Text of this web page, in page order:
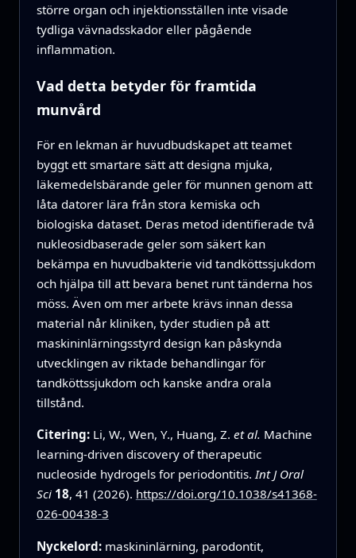
större organ och injektionsställen inte visade
tydliga vävnadsskador eller pågående
inflammation.
Vad detta betyder för framtida
munvård
För en lekman är huvudbudskapet att teamet
byggt ett smartare sätt att designa mjuka,
läkemedelsbärande geler för munnen genom att
låta datorer lära från stora kemiska och
biologiska dataset. Deras metod identifierade två
nukleosidbaserade geler som säkert kan
bekämpa en huvudbakterie vid tandköttssjukdom
och hjälpa till att bevara benet runt tänderna hos
möss. Även om mer arbete krävs innan dessa
material når kliniken, tyder studien på att
maskininlärningsstyrd design kan påskynda
utvecklingen av riktade behandlingar för
tandköttssjukdom och kanske andra orala
tillstånd.
Citering: Li, W., Wen, Y., Huang, Z. et al. Machine
learning-driven discovery of therapeutic
nucleoside hydrogels for periodontitis.Int J Oral
Sci 18, 41 (2026). https://doi.org/10.1038/s41368-
026-00438-3
Nyckelord: maskininlärning, parodontit,